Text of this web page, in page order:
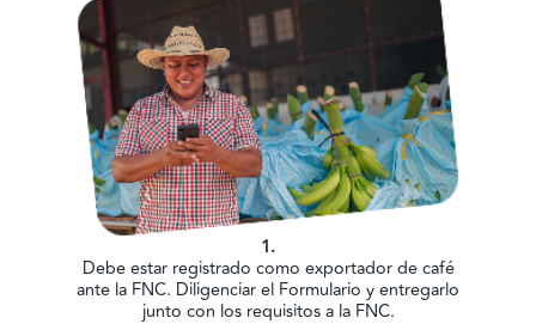
1.
Debe estar registrado como exportador de café
ante la FNC. Diligenciar el Formulario y entregarlo
junto con los requisitos a la FNC.